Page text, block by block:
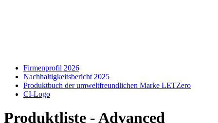
Firmenprofil 2026
Nachhaltigkeitsbericht 2025
Produktbuch der umweltfreundlichen Marke LETZero
CI-Logo
Produktliste - Advanced